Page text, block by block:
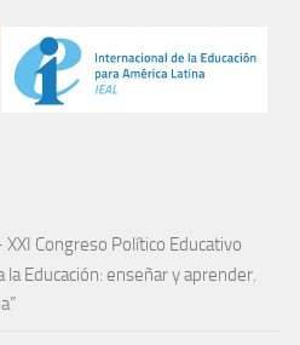
Congreso Político Educativo
la Educación: enseñar y aprender.